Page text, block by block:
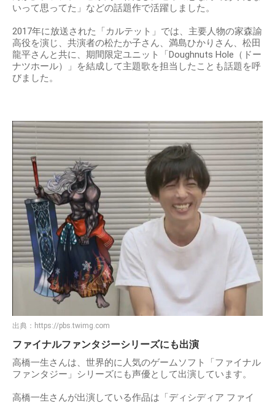
いって思ってた」などの話題作で活躍しました。
2017年に放送された「カルテット」では、主要人物の家森諭
高役を演じ、共演者の松たか子さん、満島ひかりさん、松田
龍平さんと共に、期間限定ユニット「Doughnuts Hole（ドー
ナツホール）」を結成して主題歌を担当したことも話題を呼
びました。
出典： https://pbs.twimg.com
ファイナルファンタジーシリーズにも出演
高橋一生さんは、世界的に人気のゲームソフト「ファイナル
ファンタジー」シリーズにも声優として出演しています。
高橋一生さんが出演している作品は「ディシディア ファイ